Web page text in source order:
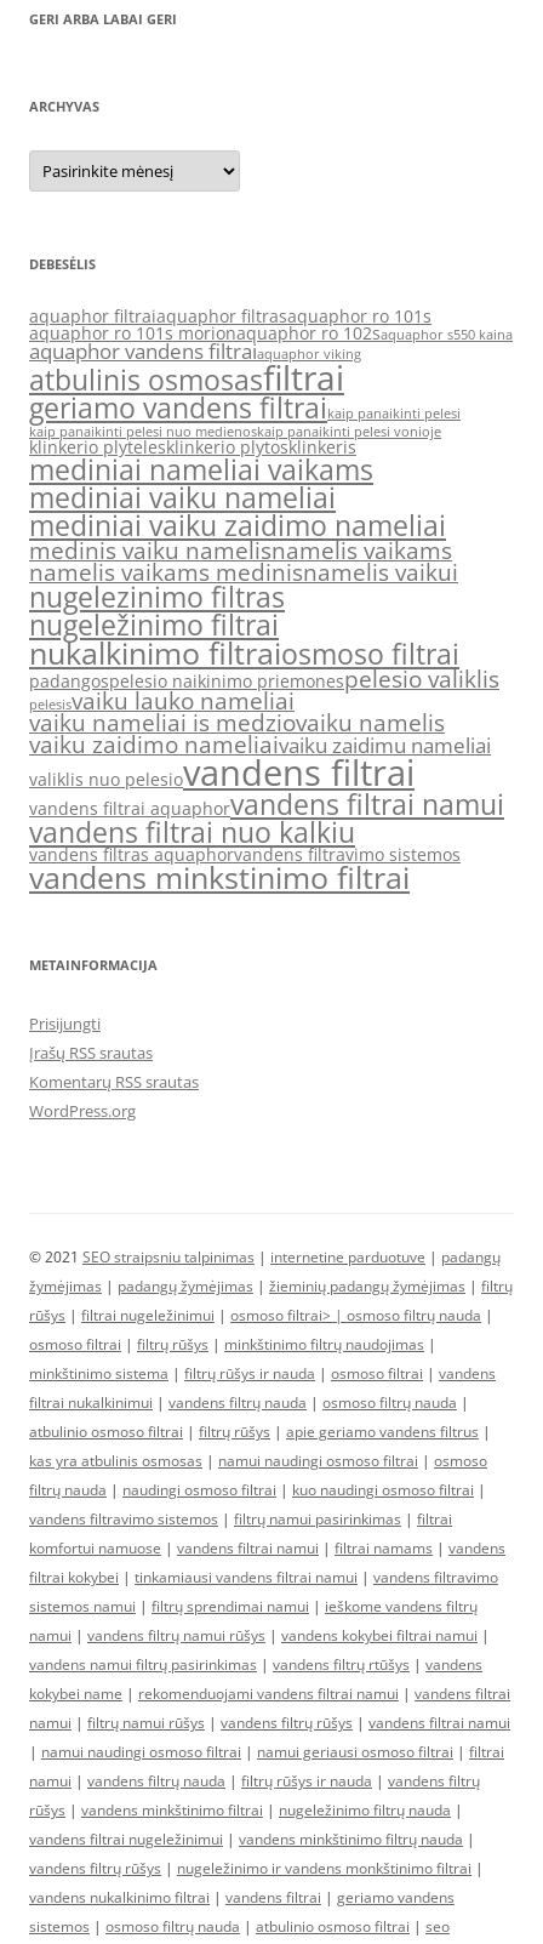
GERI ARBA LABAI GERI
ARCHYVAS
Archyvas
DEBESĖLIS
aquaphor filtraiaquaphor filtrasaquaphor ro 101s
aquaphor ro 101s morionaquaphor ro 102saquaphor s550 kaina
aquaphor vandens filtraiaquaphor viking
atbulinis osmosasfiltrai
geriamo vandens filtraikaip panaikinti pelesi
kaip panaikinti pelesi nuo medienoskaip panaikinti pelesi vonioje
klinkerio plytelesklinkerio plytosklinkeris
mediniai nameliai vaikams
mediniai vaiku nameliai
mediniai vaiku zaidimo nameliai
medinis vaiku namelisnamelis vaikams
namelis vaikams medinisnamelis vaikui
nugelezinimo filtras
nugeležinimo filtrai
nukalkinimo filtraiosmoso filtrai
padangospelesio naikinimo priemonespelesio valiklis
pelesisvaiku lauko nameliai
vaiku nameliai is medziovaiku namelis
vaiku zaidimo nameliaivaiku zaidimu nameliai
valiklis nuo pelesiovandens filtrai
vandens filtrai aquaphorvandens filtrai namui
vandens filtrai nuo kalkiu
vandens filtras aquaphorvandens filtravimo sistemos
vandens minkstinimo filtrai
METAINFORMACIJA
Prisijungti
Įrašų RSS srautas
Komentarų RSS srautas
WordPress.org
© 2021 SEO straipsniu talpinimas | internetine parduotuve | padangų
žymėjimas | padangų žymėjimas | žieminių padangų žymėjimas | filtrų
rūšys | filtrai nugeležinimui | osmoso filtrai> | osmoso filtrų nauda |
osmoso filtrai | filtrų rūšys | minkštinimo filtrų naudojimas |
minkštinimo sistema | filtrų rūšys ir nauda | osmoso filtrai | vandens
filtrai nukalkinimui | vandens filtrų nauda | osmoso filtrų nauda |
atbulinio osmoso filtrai | filtrų rūšys | apie geriamo vandens filtrus |
kas yra atbulinis osmosas | namui naudingi osmoso filtrai | osmoso
filtrų nauda | naudingi osmoso filtrai | kuo naudingi osmoso filtrai |
vandens filtravimo sistemos | filtrų namui pasirinkimas | filtrai
komfortui namuose | vandens filtrai namui | filtrai namams | vandens
filtrai kokybei | tinkamiausi vandens filtrai namui | vandens filtravimo
sistemos namui | filtrų sprendimai namui | ieškome vandens filtrų
namui | vandens filtrų namui rūšys | vandens kokybei filtrai namui |
vandens namui filtrų pasirinkimas | vandens filtrų rtūšys | vandens
kokybei name | rekomenduojami vandens filtrai namui | vandens filtrai
namui | filtrų namui rūšys | vandens filtrų rūšys | vandens filtrai namui
| namui naudingi osmoso filtrai | namui geriausi osmoso filtrai | filtrai
namui | vandens filtrų nauda | filtrų rūšys ir nauda | vandens filtrų
rūšys | vandens minkštinimo filtrai | nugeležinimo filtrų nauda |
vandens filtrai nugeležinimui | vandens minkštinimo filtrų nauda |
vandens filtrų rūšys | nugeležinimo ir vandens monkštinimo filtrai |
vandens nukalkinimo filtrai | vandens filtrai | geriamo vandens
sistemos | osmoso filtrų nauda | atbulinio osmoso filtrai | seo